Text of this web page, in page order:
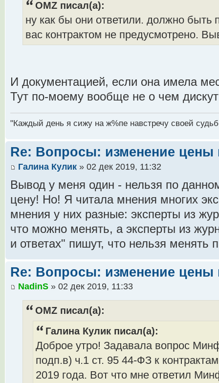
OMZ писал(а):
ну как бы они ответили. должно быть
вас контрактом не предусмотрено.
И документацией, если она имела
Тут по-моему вообще не о чем
"Каждый день я сижу на ж%пе навстречу своей
Re: Вопросы: изменение цены
Галина Кулик » 02 дек 2019, 11:32
Вывод у меня один - нельзя по
цену! Но! Я читала мнения многих
мнения у них разные: эксперты из
что можно менять, а эксперты из
и ответах" пишут, что нельзя менять
Re: Вопросы: изменение цены
NadinS » 02 дек 2019, 11:33
OMZ писал(а):
Галина Кулик писал(а):
Доброе утро! Задавала вопрос
подп.в) ч.1 ст. 95 44-ФЗ к
2019 года. Вот что мне ответил